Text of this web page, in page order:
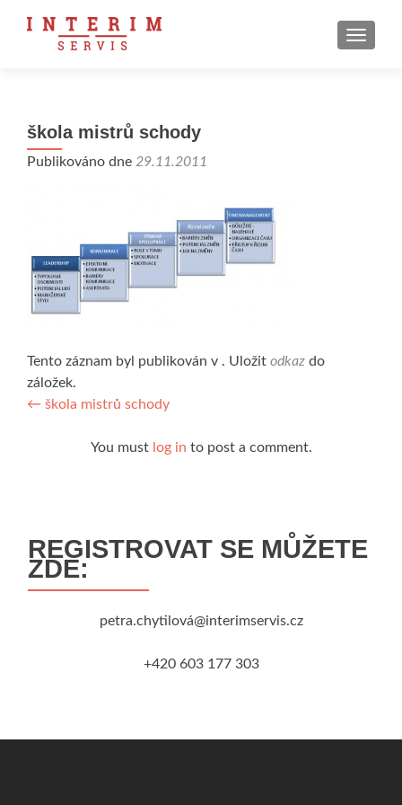
škola mistrů schody
Publikováno dne 29.11.2011
Tento záznam byl publikován v . Uložit odkaz do
záložek.
Navigace
← škola mistrů schody
You must log in to post a comment.
REGISTROVAT SE MŮŽETE
ZDE:
petra.chytilová@interimservis.cz
+420 603 177 303